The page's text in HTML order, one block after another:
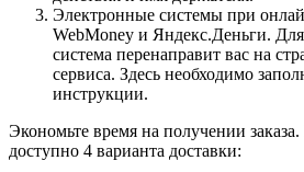
Электронные системы при
WebMoney и Яндекс.Деньги.
система перенаправит вас на
сервиса. Здесь необходимо
инструкции.
Экономьте время на получении
доступно 4 варианта доставки: